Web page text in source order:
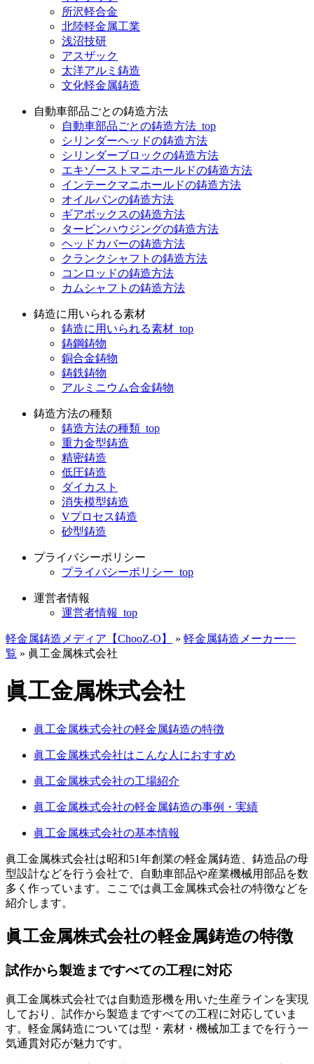
所沢軽合金
北陸軽金属工業
浅沼技研
アスザック
太洋アルミ鋳造
文化軽金属鋳造
自動車部品ごとの鋳造方法
自動車部品ごとの鋳造方法_top
シリンダーヘッドの鋳造方法
シリンダーブロックの鋳造方法
エキゾーストマニホールドの鋳造方法
インテークマニホールドの鋳造方法
オイルパンの鋳造方法
ギアボックスの鋳造方法
タービンハウジングの鋳造方法
ヘッドカバーの鋳造方法
クランクシャフトの鋳造方法
コンロッドの鋳造方法
カムシャフトの鋳造方法
鋳造に用いられる素材
鋳造に用いられる素材_top
鋳鋼鋳物
銅合金鋳物
鋳鉄鋳物
アルミニウム合金鋳物
鋳造方法の種類
鋳造方法の種類_top
重力金型鋳造
精密鋳造
低圧鋳造
ダイカスト
消失模型鋳造
Vプロセス鋳造
砂型鋳造
プライバシーポリシー
プライバシーポリシー_top
運営者情報
運営者情報_top
軽金属鋳造メディア【ChooZ-O】 » 軽金属鋳造メーカー一
覧 » 眞工金属株式会社
眞工金属株式会社
眞工金属株式会社の軽金属鋳造の特徴
眞工金属株式会社はこんな人におすすめ
眞工金属株式会社の工場紹介
眞工金属株式会社の軽金属鋳造の事例・実績
眞工金属株式会社の基本情報
眞工金属株式会社は昭和51年創業の軽金属鋳造、鋳造品の母
型設計などを行う会社で、自動車部品や産業機械用部品を数
多く作っています。ここでは眞工金属株式会社の特徴などを
紹介します。
眞工金属株式会社の軽金属鋳造の特徴
試作から製造まですべての工程に対応
眞工金属株式会社では自動造形機を用いた生産ラインを実現
しており、試作から製造まですべての工程に対応していま
す。軽金属鋳造については型・素材・機械加工までを行う一
気通貫対応が魅力です。